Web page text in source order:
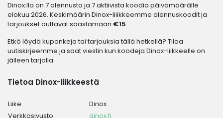
Dinox:lla on 7 alennusta ja 7 aktiivista koodia päivämäärälle
elokuu 2026. Keskimäärin Dinox-liiikkeemme alennuskoodit ja
tarjoukset auttavat säästämään €15.
Etkö löydä kuponkeja tai tarjouksia tällä hetkellä? Tilaa
uutiskirjeemme ja saat viestin kun koodeja Dinox-liikkeelle on
jälleen tarjolla.
Tietoa Dinox-liikkeestä
Liike
Dinox
Verkkosivusto
dinox.fi